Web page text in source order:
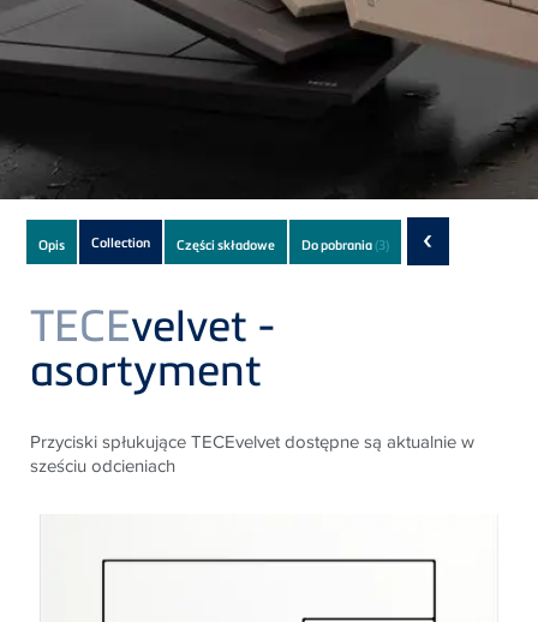
Subnavigation
of
current
Product
Opis Collection Części składowe Do pobrania(3) ‹
TECEvelvet -
asortyment
Przyciski spłukujące TECEvelvet dostępne są aktualnie w
sześciu odcieniach